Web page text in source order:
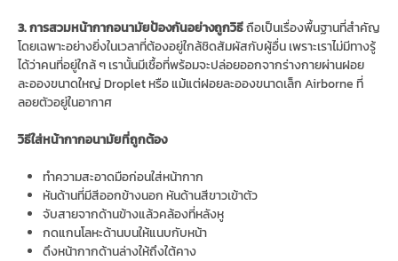
3.การสวมหน้ากากอนามัยป้องกันอย่างถูกวิธีถือเป็นเรื่องพื้นฐานที่สำคัญ
โดยเฉพาะอย่างยิ่งในเวลาที่ต้องอยู่ใกล้ชิดสัมผัสกับผู้อื่น เพราะเราไม่มีทางรู้
ได้ว่าคนที่อยู่ใกล้ ๆ เรานั้นมีเชื้อที่พร้อมจะปล่อยออกจากร่างกายผ่านฝอย
ละอองขนาดใหญ่ Droplet หรือ แม้แต่ฝอยละอองขนาดเล็ก Airborne ที่
ลอยตัวอยู่ในอากาศ
วิธีใส่หน้ากากอนามัยที่ถูกต้อง
ทำความสะอาดมือก่อนใส่หน้ากาก
หันด้านที่มีสีออกข้างนอก หันด้านสีขาวเข้าตัว
จับสายจากด้านข้างแล้วคล้องที่หลังหู
กดแกนโลหะด้านบนให้แนบกับหน้า
ดึงหน้ากากด้านล่างให้ถึงใต้คาง